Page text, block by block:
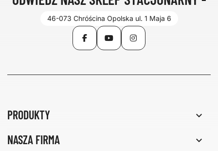
46-073 Chróścina Opolska ul. 1 Maja 6
FacebookYouTubeInstagram
PRODUKTY 
NASZA FIRMA 